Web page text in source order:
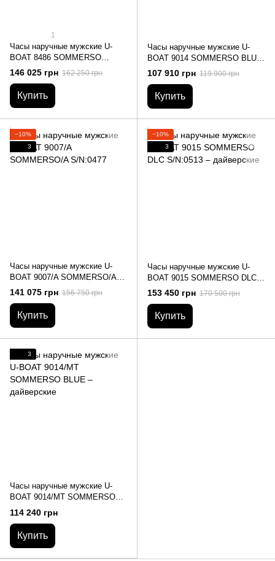
1
Часы наручные мужские U-
BOAT 8486 SOMMERSO
BRONZO S/N:0280 –
дайверские
146 025 грн 162 250 грн
Купить
Часы наручные мужские U-
BOAT 9014 SOMMERSO BLUE
S/N:0528
107 910 грн 119 900 грн
Купить
−10%
3
Часы наручные мужские U-
BOAT 9007/A SOMMERSO/A
S/N:0477
141 075 грн 156 750 грн
Купить
−10%
3
Часы наручные мужские U-
BOAT 9015 SOMMERSO DLC
S/N:0513 – дайверские
153 450 грн 170 500 грн
Купить
3
Часы наручные мужские U-
BOAT 9014/MT SOMMERSO
BLUE – дайверские
114 240 грн
Купить